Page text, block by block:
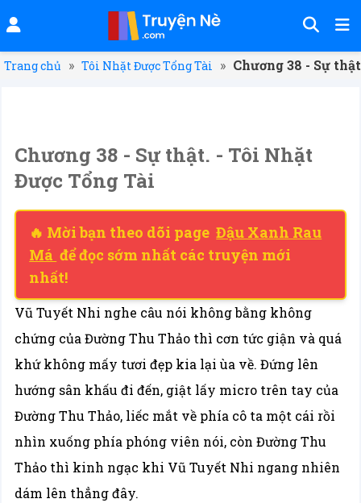
Trang chủ » Tôi Nhặt Được Tổng Tài » Chương 38 - Sự
Chương 38 - Sự thật. - Tôi Nhặt
Được Tổng Tài
🔥 Mời bạn theo dõi page Đậu Xanh Rau
Má để đọc sớm nhất các truyện mới
nhất!
Vũ Tuyết Nhi nghe câu nói không bằng không
chứng của Đường Thu Thảo thì cơn tức giận và quá
khứ không mấy tươi đẹp kia lại ùa về. Đứng lên
hướng sân khấu đi đến, giật lấy micro trên tay của
Đường Thu Thảo, liếc mắt về phía cô ta một cái rồi
nhìn xuống phía phóng viên nói, còn Đường Thu
Thảo thì kinh ngạc khi Vũ Tuyết Nhi ngang nhiên
dám lên thẳng đây.